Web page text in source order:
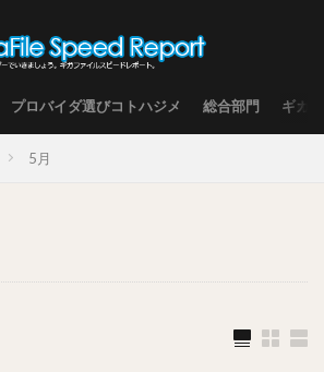
プロバイダ選びコトハジメ 総合部門 ギガ
5月